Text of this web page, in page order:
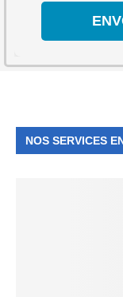
NOS SERVICES